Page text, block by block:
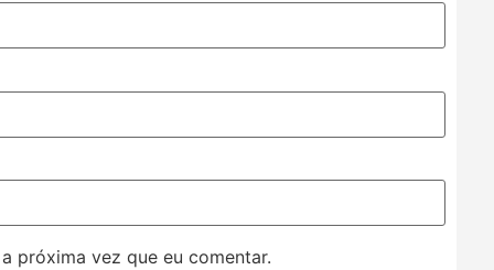
próxima vez que eu comentar.